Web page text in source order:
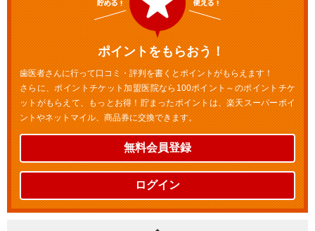
ポイントをもらおう！
歯医者さんに行って口コミ・評判を書くとポイントがもらえます！
さらに、ポイントチケット加盟医院なら100ポイント～のポイントチケ
ットがもらえて、もっとお得！貯まったポイントは、楽天スーパーポイ
ントやネットマイル、商品券に交換できます。
無料会員登録
ログイン